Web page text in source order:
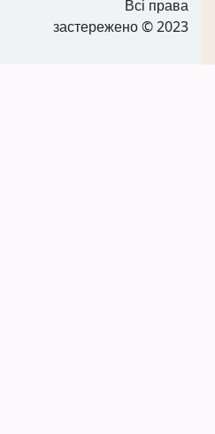
Всі права
застережено© 2023